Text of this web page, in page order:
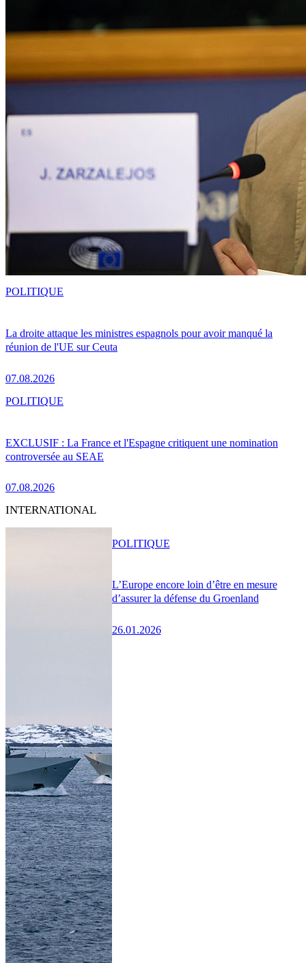
La droite attaque les ministres espagnols pour avoir manqué la
réunion de l'UE sur Ceuta
07.08.2026
POLITIQUE
EXCLUSIF : La France et l'Espagne critiquent une nomination
controversée au SEAE
07.08.2026
POLITIQUE
INTERNATIONAL
L’Europe encore loin d’être en mesure
d’assurer la défense du Groenland
26.01.2026
POLITIQUE